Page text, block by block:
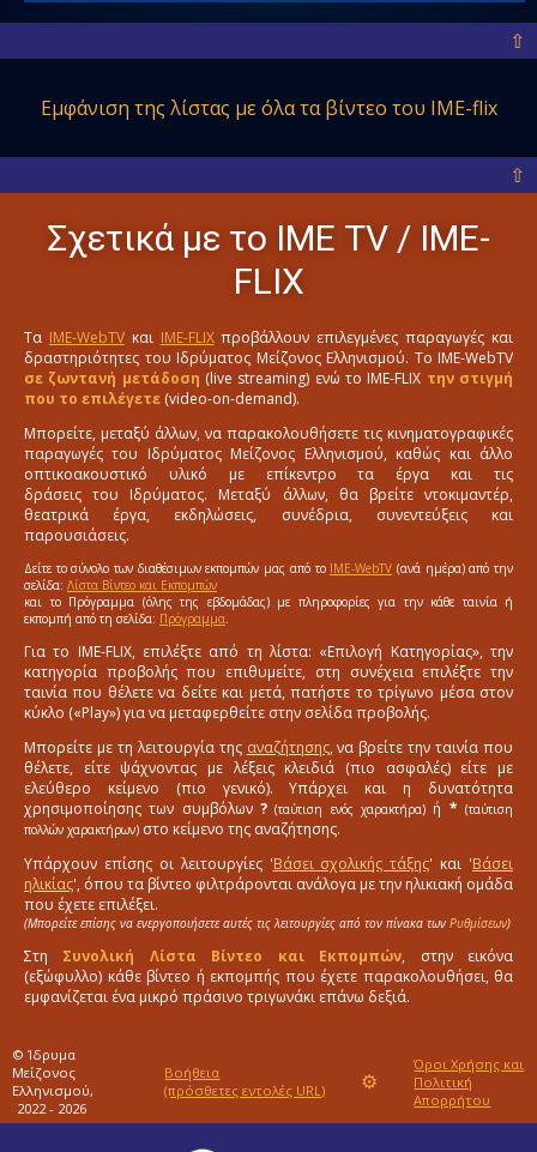
⇧
Εμφάνιση της λίστας με όλατα βίντεο του IME-flix
⇧
Σχετικά με το ΙΜΕ ΤV / IME-
FLIX
Τα IME-WebTVκαι IME-FLIXπροβάλλουν επιλεγμένες παραγωγές και
δραστηριότητες του Ιδρύματος Μείζονος Ελληνισμού. Το IME-WebTV
σε ζωντανή μετάδοση (live streaming) ενώ το IME-FLIX την στιγμή
που το επιλέγετε (video-on-demand).
Μπορείτε, μεταξύ άλλων, να παρακολουθήσετε τις κινηματογραφικές
παραγωγές του Ιδρύματος Μείζονος Ελληνισμού, καθώς και άλλο
οπτικοακουστικό υλικό με επίκεντρο τα έργα και τις
δράσεις του Ιδρύματος. Μεταξύ άλλων, θα βρείτε ντοκιμαντέρ,
θεατρικά έργα, εκδηλώσεις, συνέδρια, συνεντεύξεις και
παρουσιάσεις.
Δείτε το σύνολο των διαθέσιμων εκπομπών μας από το IME-WebTV (ανά ημέρα) από την
σελίδα: Λίστα Βίντεο και Εκπομπών
και το Πρόγραμμα (όλης της εβδομάδας) με πληροφορίες για την κάθε ταινία ή
εκπομπή από τη σελίδα: Πρόγραμμα.
Για το IME-FLIX, επιλέξτε από τη λίστα: «Επιλογή Κατηγορίας», την
κατηγορία προβολής που επιθυμείτε, στη συνέχεια επιλέξτε την
ταινία που θέλετε να δείτε και μετά, πατήστε το τρίγωνο μέσα στον
κύκλο («Play») για να μεταφερθείτε στην σελίδα προβολής.
Μπορείτε με τη λειτουργία της αναζήτησης, να βρείτε την ταινία που
θέλετε, είτε ψάχνοντας με λέξεις κλειδιά (πιο ασφαλές) είτε με
ελεύθερο κείμενο (πιο γενικό). Υπάρχει και η δυνατότητα
χρησιμοποίησης των συμβόλων ? (ταύτιση ενός χαρακτήρα) ή * (ταύτιση
πολλών χαρακτήρων) στο κείμενο της αναζήτησης.
Υπάρχουν επίσης οι λειτουργίες 'Βάσει σχολικής τάξης' και 'Βάσει
ηλικίας', όπου τα βίντεο φιλτράρονται ανάλογα με την ηλικιακή ομάδα
που έχετε επιλέξει.
(Μπορείτε επίσης να ενεργοποιήσετε αυτές τις λειτουργίες από τον πίνακα των Ρυθμίσεων)
Στη Συνολική Λίστα Βίντεο και Εκπομπών, στην εικόνα
(εξώφυλλο) κάθε βίντεο ή εκπομπής που έχετε παρακολουθήσει, θα
εμφανίζεται ένα μικρό πράσινο τριγωνάκι επάνω δεξιά.
© Ίδρυμα
Μείζονος
Ελληνισμού,
2022 - 2026
Βοήθεια
(πρόσθετες εντολές URL)
⚙
Όροι Χρήσης και
Πολιτική
Απορρήτου